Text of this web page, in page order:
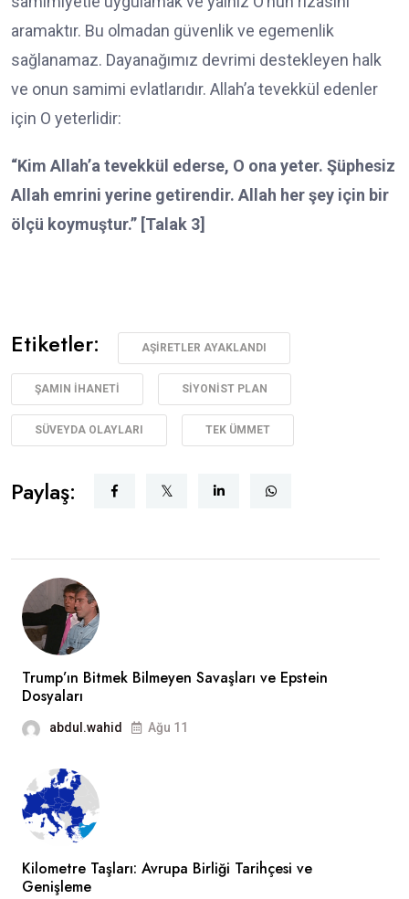
aramaktır. Bu olmadan güvenlik ve egemenlik
sağlanamaz. Dayanağımız devrimi destekleyen halk
ve onun samimi evlatlarıdır. Allah’a tevekkül edenler
için O yeterlidir:
“Kim Allah’a tevekkül ederse, O ona yeter. Şüphesiz
Allah emrini yerine getirendir. Allah her şey için bir
ölçü koymuştur.” [Talak 3]
Etiketler: AŞIRETLER AYAKLANDI
ŞAMIN İHANETI SIYONIST PLAN
SÜVEYDA OLAYLARI TEK ÜMMET
Paylaş:
Trump’ın Bitmek Bilmeyen Savaşları ve Epstein
Dosyaları
abdul.wahid Ağu 11
Kilometre Taşları: Avrupa Birliği Tarihçesi ve
Genişleme